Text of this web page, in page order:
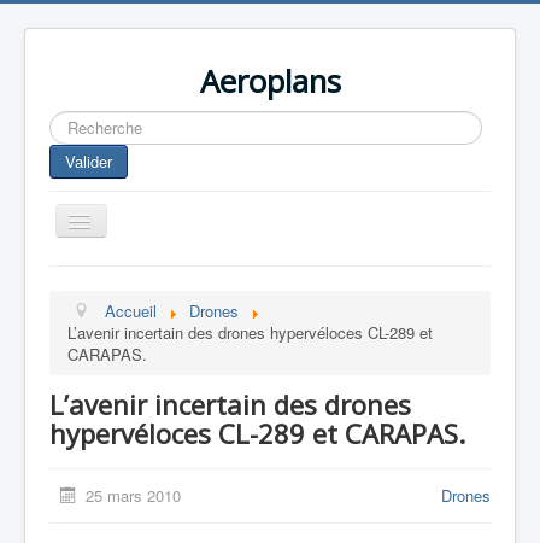
Aeroplans
Rechercher
Valider
Toggle
Navigation
Aviation Commerciale
Aviation d'Affaire
Aviation Militaire
Europespace
Drones
Accueil
Drones
L’avenir incertain des drones hypervéloces CL-289 et
CARAPAS.
L’avenir incertain des drones
hypervéloces CL-289 et CARAPAS.
25 mars 2010 Drones